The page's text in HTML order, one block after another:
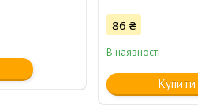
86 ₴
В наявності
Купити